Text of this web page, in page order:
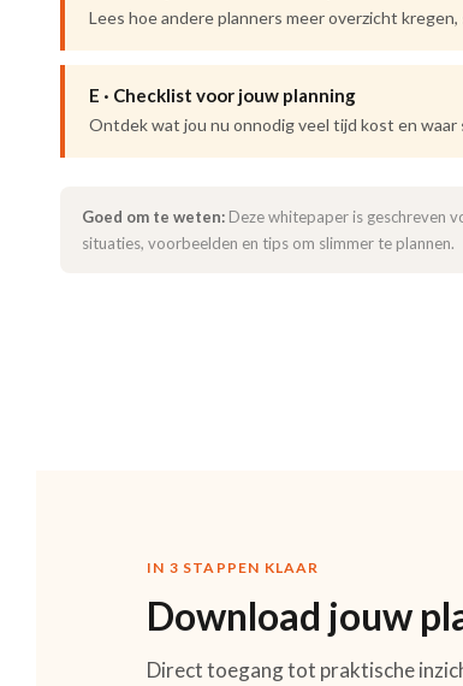
Lees hoe andere planners meer overzicht
E · Checklist voor jouw planning
Ontdek wat jou nu onnodig veel tijd kost en
Goed om te weten: Deze whitepaper is geschreven
situaties, voorbeelden en tips om slimmer te plannen.
IN 3 STAPPEN KLAAR
Download jouw
Direct toegang tot praktische